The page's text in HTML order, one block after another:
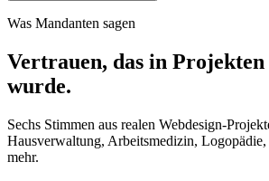
Was Mandanten sagen
Vertrauen, das in
wurde.
Sechs Stimmen aus realen Webdesign-
Hausverwaltung, Arbeitsmedizin, Logopädie,
mehr.